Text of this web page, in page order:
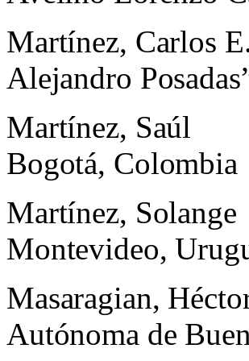
Martínez, Carlos
Alejandro
Martínez, Saúl
Bogotá, Colombia
Martínez, Solange
Montevideo,
Masaragian,
Autónoma de